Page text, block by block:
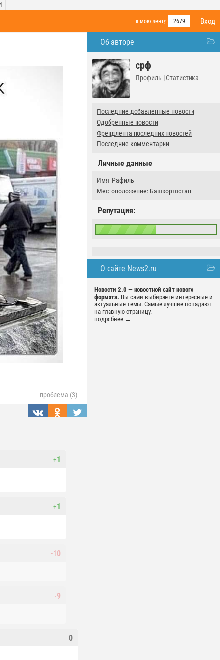
Вход
в мою ленту 2679
Об авторе
срф
Профиль | Статистика
Последние добавленные новости
Одобренные новости
Френдлента последних новостей
Последние комментарии
Личные данные
Имя: Рафиль
Местоположение: Башкортостан
Репутация:
О сайте News2.ru
Новости 2.0 — новостной сайт нового
формата. Вы сами выбираете интересные и
актуальные темы. Самые лучшие попадают
на главную страницу.
подробнее →
проблема (3)
+1
+1
-10
-9
0